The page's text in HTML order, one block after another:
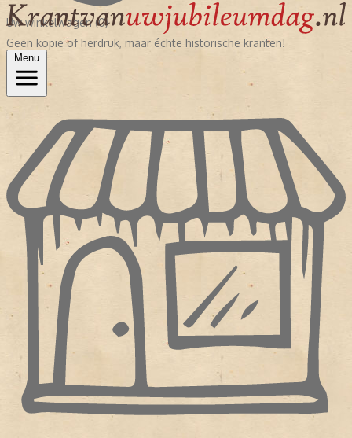
Uw winkelwagen (0)
Geen kopie of herdruk, maar échte historische kranten!
Menu